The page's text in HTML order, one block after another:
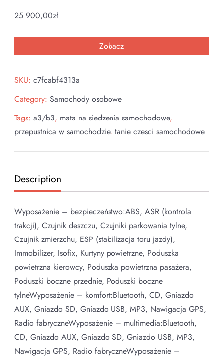
25 900,00zł
Zobacz
SKU: c7fcabf4313a
Category: Samochody osobowe
Tags: a3/b3, mata na siedzenia samochodowe,
przepustnica w samochodzie, tanie czesci samochodowe
Description
Wyposażenie – bezpieczeństwo:ABS, ASR (kontrola
trakcji), Czujnik deszczu, Czujniki parkowania tylne,
Czujnik zmierzchu, ESP (stabilizacja toru jazdy),
Immobilizer, Isofix, Kurtyny powietrzne, Poduszka
powietrzna kierowcy, Poduszka powietrzna pasażera,
Poduszki boczne przednie, Poduszki boczne
tylneWyposażenie – komfort:Bluetooth, CD, Gniazdo
AUX, Gniazdo SD, Gniazdo USB, MP3, Nawigacja GPS,
Radio fabryczneWyposażenie – multimedia:Bluetooth,
CD, Gniazdo AUX, Gniazdo SD, Gniazdo USB, MP3,
Nawigacja GPS, Radio fabryczneWyposażenie –